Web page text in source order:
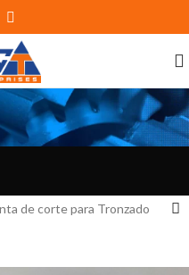
para
de corte para Tronzado